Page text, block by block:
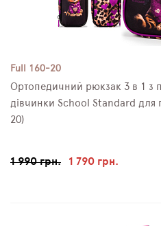
Full 160-20
Ортопедичний рюкзак 3 в 1 з
дівчинки School Standard для
20)
1 990 грн. 1 790 грн.